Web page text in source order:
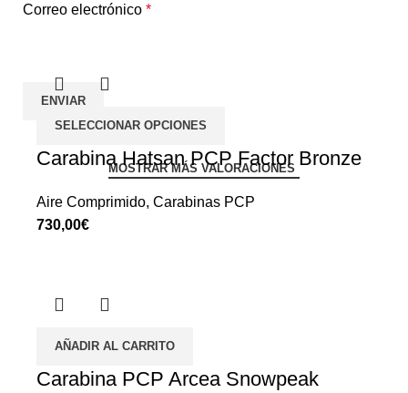
Correo electrónico *
MOSTRAR MÁS VALORACIONES
SELECCIONAR OPCIONES
Carabina Hatsan PCP Factor Bronze
Aire Comprimido, Carabinas PCP
€
AÑADIR AL CARRITO
Carabina PCP Arcea Snowpeak